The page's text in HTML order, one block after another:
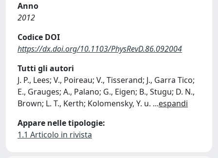
Anno
2012
Codice DOI
https://dx.doi.org/10.1103/PhysRevD.86.092004
Tutti gli autori
J. P., Lees; V., Poireau; V., Tisserand; J., Garra Tico;
E., Grauges; A., Palano; G., Eigen; B., Stugu; D. N.,
Brown; L. T., Kerth; Kolomensky, Y. u. ...espandi
Appare nelle tipologie:
1.1 Articolo in rivista